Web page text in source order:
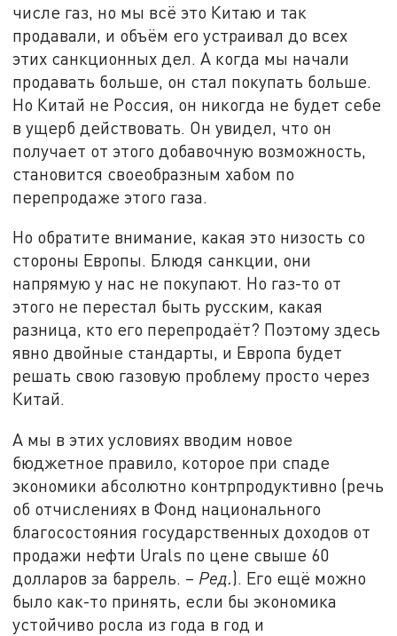
числе газ, но мы всё это Китаю и так
продавали, и объём его устраивал до всех
этих санкционных дел. А когда мы начали
продавать больше, он стал покупать больше.
Но Китай не Россия, он никогда не будет себе
в ущерб действовать. Он увидел, что он
получает от этого добавочную возможность,
становится своеобразным хабом по
перепродаже этого газа.
Но обратите внимание, какая это низость со
стороны Европы. Блюдя санкции, они
напрямую у нас не покупают. Но газ-то от
этого не перестал быть русским, какая
разница, кто его перепродаёт? Поэтому здесь
явно двойные стандарты, и Европа будет
решать свою газовую проблему просто через
Китай.
А мы в этих условиях вводим новое
бюджетное правило, которое при спаде
экономики абсолютно контрпродуктивно (речь
об отчислениях в Фонд национального
благосостояния государственных доходов от
продажи нефти Urals по цене свыше 60
долларов за баррель. – Ред.). Его ещё можно
было как-то принять, если бы экономика
устойчиво росла из года в год и